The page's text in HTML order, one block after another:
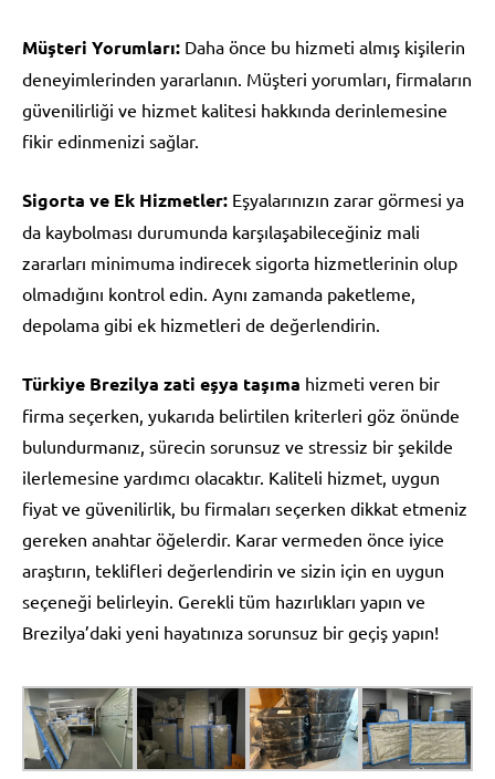
Müşteri Yorumları: Daha önce bu hizmeti almış kişilerin
deneyimlerinden yararlanın. Müşteri yorumları, firmaların
güvenilirliği ve hizmet kalitesi hakkında derinlemesine
fikir edinmenizi sağlar.
Sigorta ve Ek Hizmetler: Eşyalarınızın zarar görmesi ya
da kaybolması durumunda karşılaşabileceğiniz mali
zararları minimuma indirecek sigorta hizmetlerinin olup
olmadığını kontrol edin. Aynı zamanda paketleme,
depolama gibi ek hizmetleri de değerlendirin.
Türkiye Brezilya zati eşya taşıma hizmeti veren bir
firma seçerken, yukarıda belirtilen kriterleri göz önünde
bulundurmanız, sürecin sorunsuz ve stressiz bir şekilde
ilerlemesine yardımcı olacaktır. Kaliteli hizmet, uygun
fiyat ve güvenilirlik, bu firmaları seçerken dikkat etmeniz
gereken anahtar öğelerdir. Karar vermeden önce iyice
araştırın, teklifleri değerlendirin ve sizin için en uygun
seçeneği belirleyin. Gerekli tüm hazırlıkları yapın ve
Brezilya’daki yeni hayatınıza sorunsuz bir geçiş yapın!